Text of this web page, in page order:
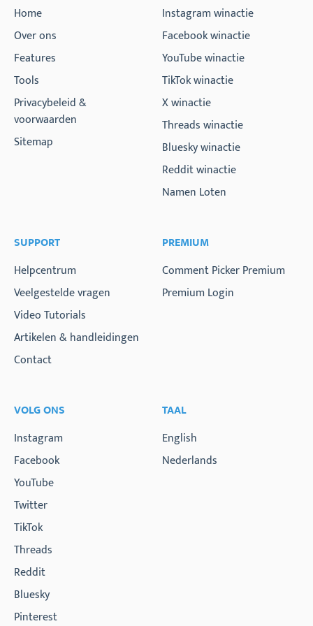
Home
Over ons
Features
Tools
Privacybeleid &
voorwaarden
Sitemap
Instagram winactie
Facebook winactie
YouTube winactie
TikTok winactie
X winactie
Threads winactie
Bluesky winactie
Reddit winactie
Namen Loten
SUPPORT
Helpcentrum
Veelgestelde vragen
Video Tutorials
Artikelen & handleidingen
Contact
PREMIUM
Comment Picker Premium
Premium Login
VOLG ONS
Instagram
Facebook
YouTube
Twitter
TikTok
Threads
Reddit
Bluesky
Pinterest
TAAL
English
Nederlands